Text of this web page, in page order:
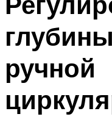
ручной